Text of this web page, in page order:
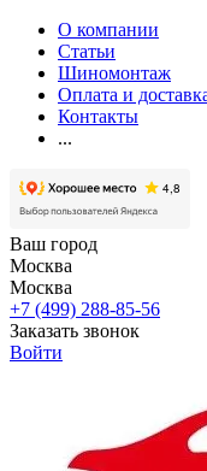
О компании
Статьи
Шиномонтаж
Оплата и
Контакты
...
Ваш город
Москва
Москва
+7 (499) 288-85-56
Заказать звонок
Войти